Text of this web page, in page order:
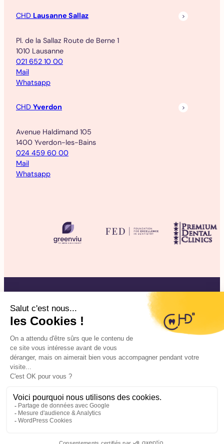
CHD Lausanne Sallaz
Pl. de la Sallaz Route de Berne 1
1010 Lausanne
021 652 10 00
Mail
Whatsapp
CHD Yverdon
Avenue Haldimand 105
1400 Yverdon-les-Bains
024 459 60 00
Mail
Whatsapp
©2025 CHD Clinique d’Hygiène Dentaire